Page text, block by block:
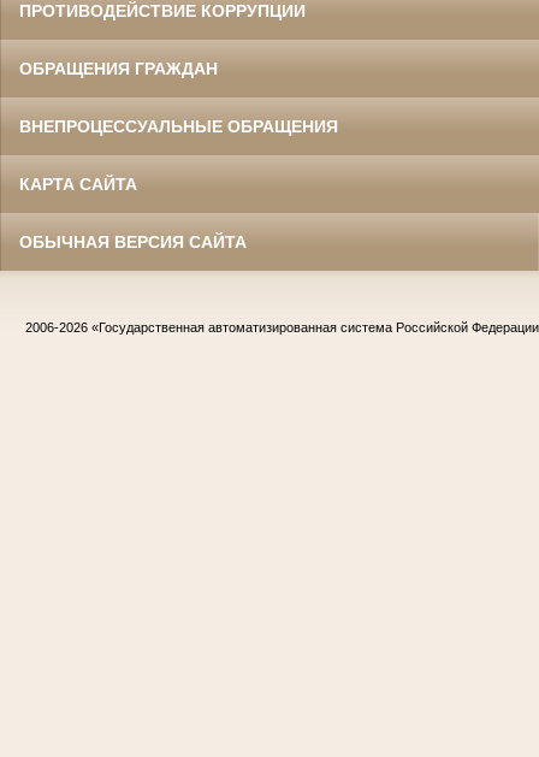
ПРОТИВОДЕЙСТВИЕ КОРРУПЦИИ
ОБРАЩЕНИЯ ГРАЖДАН
ВНЕПРОЦЕССУАЛЬНЫЕ ОБРАЩЕНИЯ
КАРТА САЙТА
ОБЫЧНАЯ ВЕРСИЯ САЙТА
2006-2026 «Государственная автоматизированная система Российской